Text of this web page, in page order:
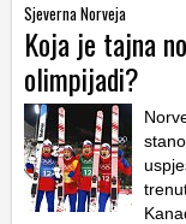
Sjeverna Norveja
Koja je tajna
olimpijadi?